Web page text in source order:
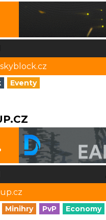
Eventy
Minihry PvP Economy